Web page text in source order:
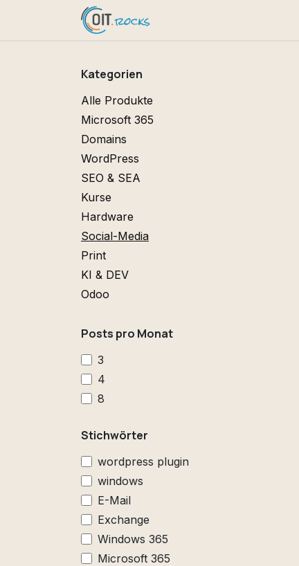
Kategorien
Alle Produkte
Microsoft 365
Domains
WordPress
SEO & SEA
Kurse
Hardware
Social-Media
Print
KI & DEV
Odoo
Posts pro Monat
3
4
8
Stichwörter
wordpress plugin
windows
E-Mail
Exchange
Windows 365
Microsoft 365